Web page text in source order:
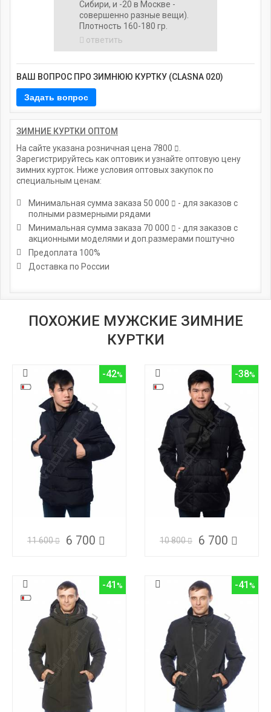
Сибири, и -20 в Москве -
совершенно разные вещи).
Плотность 160-180 гр.
ответить
ВАШ ВОПРОС ПРО ЗИМНЮЮ КУРТКУ (CLASNA 020)
ЗИМНИЕ КУРТКИ ОПТОМ
На сайте указана розничная цена 7800
Зарегистрируйтесь как оптовик и узнайте оптовую цену
зимних курток. Ниже условия оптовых закупок по
специальным ценам:
Минимальная сумма заказа 50 000
- для заказов с
полными размерными рядами
Минимальная сумма заказа 70 000
- для заказов с
акционными моделями и доп.размерами поштучно
Предоплата 100%
Доставка по России
ПОХОЖИЕ МУЖСКИЕ ЗИМНИЕ
КУРТКИ
-42
11 600 6 700
-38
10 800 6 700
-41 -41